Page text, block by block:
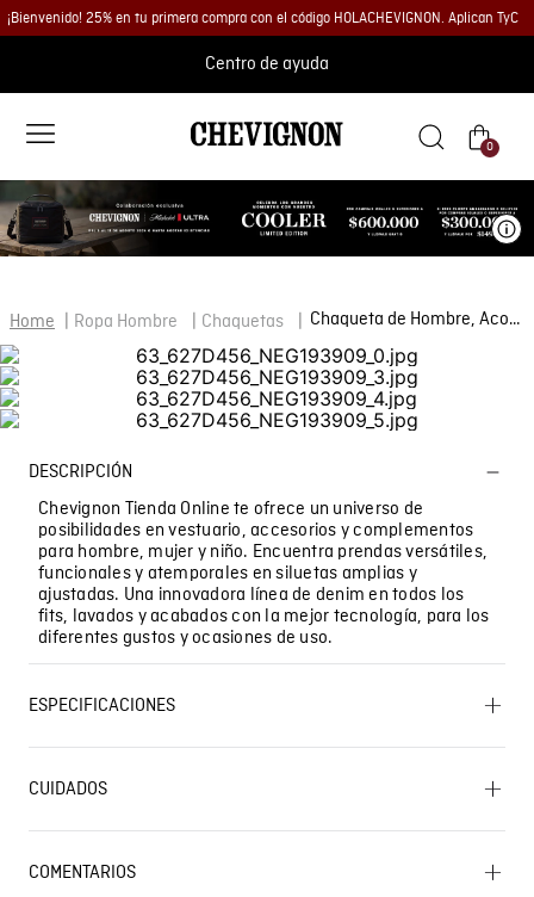
¡Bienvenido! 25% en tu primera compra con el código HOLACHEVIGNON. Aplican TyC
Centro de ayuda
0
Ropa Hombre Chaquetas Chaqueta de Hombre, Acolchada Tipo Parka - Tejido Impermeable
DESCRIPCIÓN
Chevignon Tienda Online te ofrece un universo de
posibilidades en vestuario, accesorios y complementos
para hombre, mujer y niño. Encuentra prendas versátiles,
funcionales y atemporales en siluetas amplias y
ajustadas. Una innovadora línea de denim en todos los
fits, lavados y acabados con la mejor tecnología, para los
diferentes gustos y ocasiones de uso.
ESPECIFICACIONES
Lavado SIC
profesional . Proceso moderado. LAVADO: No lavar.
BLANQUEADO: No usar blanqueador. PLANCHADO: No
Composición Prenda: 100% Algodon
CUIDADOS
COMENTARIOS